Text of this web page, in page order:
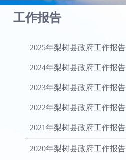
工作报告
2025年梨树县政府工作报告
2024年梨树县政府工作报告
2023年梨树县政府工作报告
2022年梨树县政府工作报告
2021年梨树县政府工作报告
2020年梨树县政府工作报告